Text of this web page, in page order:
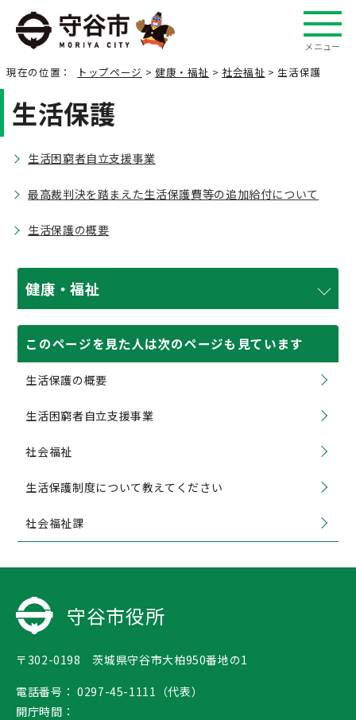
メニュー
現在の位置： トップページ > 健康・福祉 >社会福祉 > 生活保護
生活保護
生活困窮者自立支援事業
最高裁判決を踏まえた生活保護費等の追加給付について
生活保護の概要
健康・福祉
このページを見た人は次のページも見ています
生活保護の概要
生活困窮者自立支援事業
社会福祉
生活保護制度について教えてください
社会福祉課
守谷市役所
〒302-0198 茨城県守谷市大柏950番地の1
電話番号： 0297-45-1111（代表）
開庁時間：